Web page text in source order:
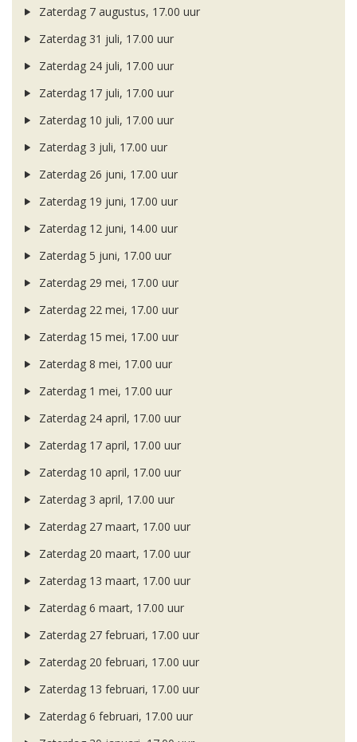
Zaterdag 7 augustus, 17.00 uur
Zaterdag 31 juli, 17.00 uur
Zaterdag 24 juli, 17.00 uur
Zaterdag 17 juli, 17.00 uur
Zaterdag 10 juli, 17.00 uur
Zaterdag 3 juli, 17.00 uur
Zaterdag 26 juni, 17.00 uur
Zaterdag 19 juni, 17.00 uur
Zaterdag 12 juni, 14.00 uur
Zaterdag 5 juni, 17.00 uur
Zaterdag 29 mei, 17.00 uur
Zaterdag 22 mei, 17.00 uur
Zaterdag 15 mei, 17.00 uur
Zaterdag 8 mei, 17.00 uur
Zaterdag 1 mei, 17.00 uur
Zaterdag 24 april, 17.00 uur
Zaterdag 17 april, 17.00 uur
Zaterdag 10 april, 17.00 uur
Zaterdag 3 april, 17.00 uur
Zaterdag 27 maart, 17.00 uur
Zaterdag 20 maart, 17.00 uur
Zaterdag 13 maart, 17.00 uur
Zaterdag 6 maart, 17.00 uur
Zaterdag 27 februari, 17.00 uur
Zaterdag 20 februari, 17.00 uur
Zaterdag 13 februari, 17.00 uur
Zaterdag 6 februari, 17.00 uur